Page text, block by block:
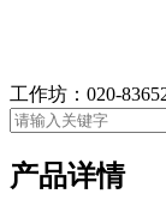
工作坊： 020-
产品详情